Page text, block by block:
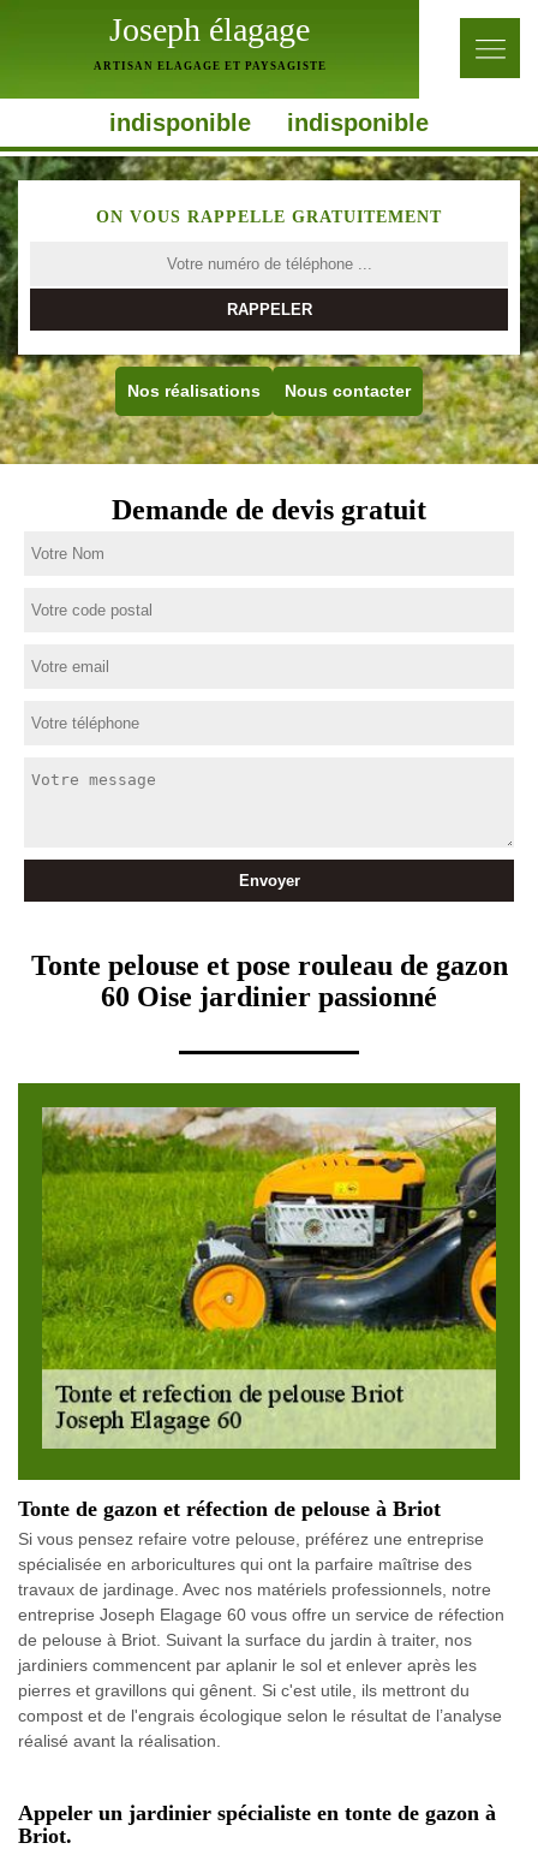
Joseph élagage
ARTISAN ELAGAGE ET PAYSAGISTE
indisponible indisponible
ON VOUS RAPPELLE GRATUITEMENT
Nos réalisations Nous contacter
Demande de devis gratuit
Tonte pelouse et pose rouleau de gazon
60 Oise jardinier passionné
Tonte de gazon et réfection de pelouse à Briot
Si vous pensez refaire votre pelouse, préférez une entreprise
spécialisée en arboricultures qui ont la parfaire maîtrise des
travaux de jardinage. Avec nos matériels professionnels, notre
entreprise Joseph Elagage 60 vous offre un service de réfection
de pelouse à Briot. Suivant la surface du jardin à traiter, nos
jardiniers commencent par aplanir le sol et enlever après les
pierres et gravillons qui gênent. Si c'est utile, ils mettront du
compost et de l'engrais écologique selon le résultat de l’analyse
réalisé avant la réalisation.
Appeler un jardinier spécialiste en tonte de gazon à
Briot.